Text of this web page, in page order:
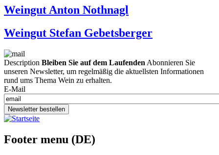
Weingut Anton Nothnagl
Weingut Stefan Gebetsberger
Description Bleiben Sie auf dem Laufenden Abonnieren Sie
unseren Newsletter, um regelmäßig die aktuellsten Informationen
rund ums Thema Wein zu erhalten.
E-Mail
Newsletter bestellen
Footer menu (DE)